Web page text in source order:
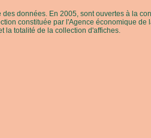
données. En 2005, sont ouvertes à la
constituée par l'Agence économique de
la totalité de la collection d'affiches.